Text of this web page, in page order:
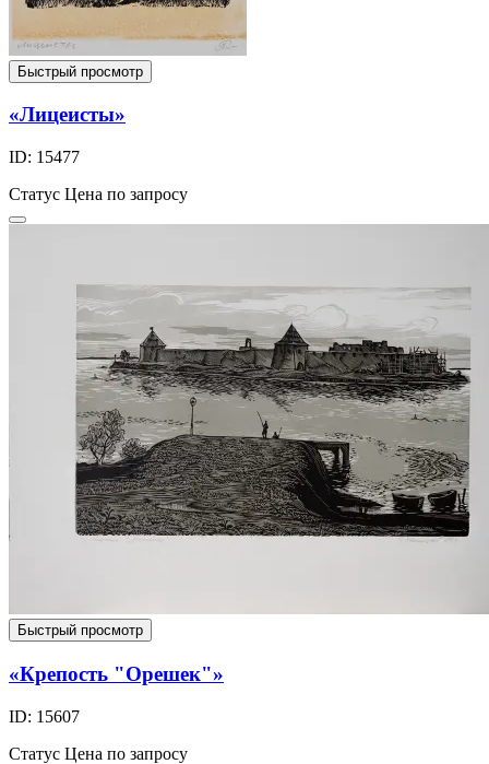
Быстрый просмотр
«Лицеисты»
ID: 15477
Статус Цена по запросу
Быстрый просмотр
«Крепость "Орешек"»
ID: 15607
Статус Цена по запросу